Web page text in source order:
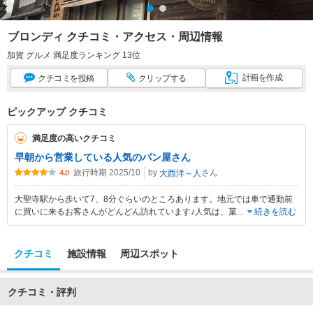
ブロンディ クチコミ・アクセス・周辺情報
加賀 グルメ 満足度ランキング 13位
クチコミ を投稿 クリップする 計画を作成
ピックアップ クチコミ
満足度の高いクチコミ
早朝から営業している人気のパン屋さん
4.0 旅行時期 2025/10 by 大西洋～人 さん
大聖寺駅から歩いて7、8分ぐらいのところあります。地元では車で通勤前
に買いに来るお客さんがどんどん訪れています♪人気は、菓... 続きを読む
クチコミ 施設情報 周辺スポット
クチコミ・評判